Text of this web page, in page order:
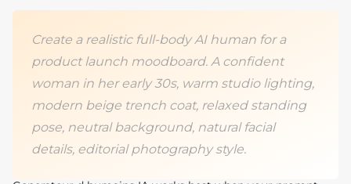
Create a realistic full-body AI human for a
product launch moodboard. A confident
woman in her early 30s, warm studio lighting,
modern beige trench coat, relaxed standing
pose, neutral background, natural facial
details, editorial photography style.